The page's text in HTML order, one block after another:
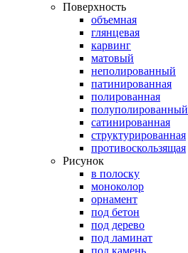
Поверхность
объемная
глянцевая
карвинг
матовый
неполированный
патинированная
полированная
полуполированный
сатинированная
структурированная
противоскользящая
Рисунок
в полоску
моноколор
орнамент
под бетон
под дерево
под ламинат
под камень